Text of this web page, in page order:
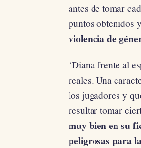
antes de tomar
puntos obtenidos
violencia de
‘Diana frente al
reales. Una
los jugadores y
resultar tomar
muy bien en su
peligrosas para